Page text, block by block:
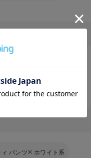
パンツ ×春夏
×オールシーズン
パンツ ホワイト系
する